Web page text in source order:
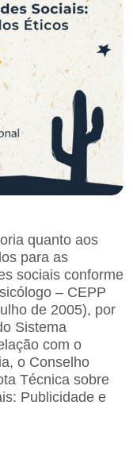
quanto aos
para as
sociais conforme
– CEPP
de 2005), por
Sistema
com o
o Conselho
Técnica sobre
Publicidade e